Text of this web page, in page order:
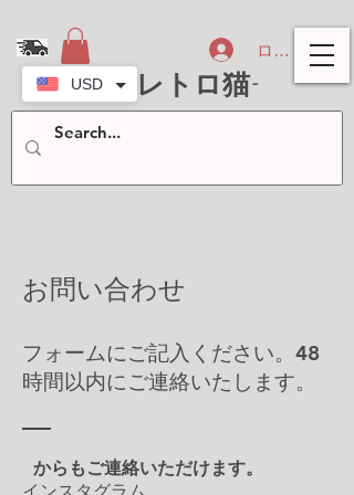
-北欧レトロ猫-
ログイン
お問い合わせ
フォームにご記入ください。48
時間以内にご連絡いたします。
からもご連絡いただけます。
USD